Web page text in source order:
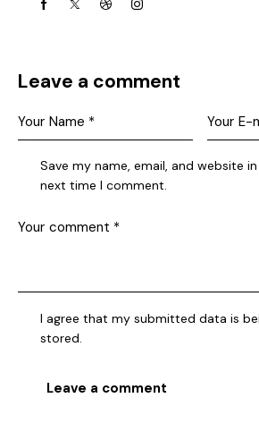
Leave a comment
Save my name, email, and website
next time I comment.
I agree that my submitted data is
stored.